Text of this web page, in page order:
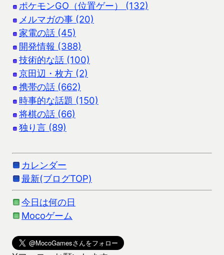
ポケモンGO（位置ゲー） (132)
メルマガの事 (20)
家電の話 (45)
開発情報 (388)
技術的な話 (100)
京田辺・枚方 (2)
携帯の話 (662)
時事的な話題 (150)
将棋の話 (66)
独り言 (89)
カレンダー
最新(ブログTOP)
今日は何の日
Mocoゲーム